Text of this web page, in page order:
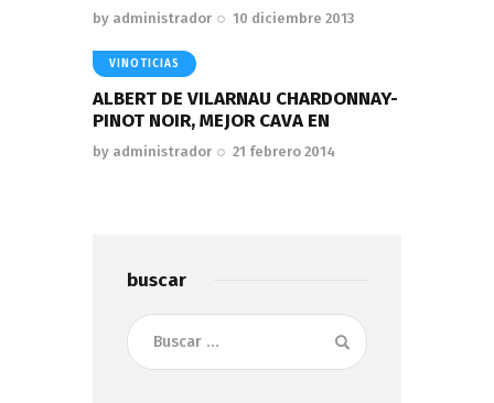
by administrador 10 diciembre 2013
VINOTICIAS
ALBERT DE VILARNAU CHARDONNAY-
PINOT NOIR, MEJOR CAVA EN
by administrador 21 febrero 2014
buscar
Buscar: